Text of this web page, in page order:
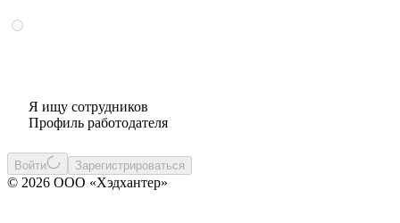
Я ищу сотрудников
Профиль работодателя
Войти Зарегистрироваться
© 2026 ООО «Хэдхантер»